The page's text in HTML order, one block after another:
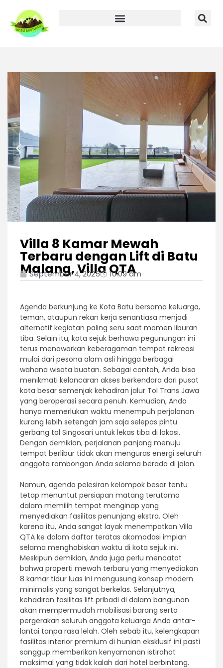
Villa 8 Kamar Mewah
Terbaru dengan Lift di Batu
Malang, Villa QTA
September 4, 2025 10:09 am
Agenda berkunjung ke Kota Batu bersama keluarga,
teman, ataupun rekan kerja senantiasa menjadi
alternatif kegiatan paling seru saat momen liburan
tiba. Selain itu, kota sejuk berhawa pegunungan ini
terus menawarkan keberagaman tempat rekreasi
mulai dari pesona alam asli hingga berbagai
wahana wisata buatan. Sebagai contoh, Anda bisa
menikmati kelancaran akses berkendara dari pusat
kota besar semenjak kehadiran jalur Tol Trans Jawa
yang beroperasi secara penuh. Kemudian, Anda
hanya memerlukan waktu menempuh perjalanan
kurang lebih setengah jam saja selepas pintu
gerbang tol Singosari untuk lekas tiba di lokasi.
Dengan demikian, perjalanan panjang menuju
tempat berlibur tidak akan menguras energi seluruh
anggota rombongan Anda selama berada di jalan.
Namun, agenda pelesiran kelompok besar tentu
tetap menuntut persiapan matang terutama
dalam memilih tempat menginap yang
menyediakan fasilitas penunjang ekstra. Oleh
karena itu, Anda sangat layak menempatkan Villa
QTA ke dalam daftar teratas akomodasi impian
selama menghabiskan waktu di kota sejuk ini.
Meskipun demikian, Anda juga perlu mencatat
bahwa properti mewah terbaru yang menyediakan
8 kamar tidur luas ini mengusung konsep modern
minimalis yang sangat berkelas. Selanjutnya,
kehadiran fasilitas lift pribadi di dalam bangunan
akan mempermudah mobilisasi barang serta
pergerakan seluruh anggota keluarga Anda antar-
lantai tanpa rasa lelah. Oleh sebab itu, kelengkapan
fasilitas interior premium di hunian eksklusif ini pasti
sanggup memberikan kenyamanan istirahat
maksimal yang tidak kalah dari hotel berbintang.